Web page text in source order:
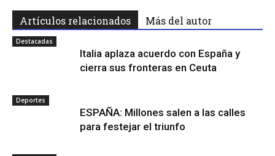
Artículos relacionados Más del autor
Destacadas
Italia aplaza acuerdo con España y
cierra sus fronteras en Ceuta
Deportes
ESPAÑA: Millones salen a las calles
para festejar el triunfo